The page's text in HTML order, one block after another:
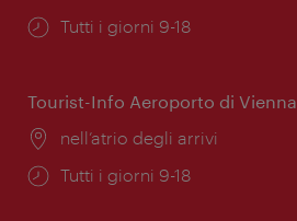
Orari
Tutti i giorni 9-18
Tourist-Info Aeroporto di Vienna
Posizione:
nell’atrio degli arrivi
Orari
Tutti i giorni 9-18